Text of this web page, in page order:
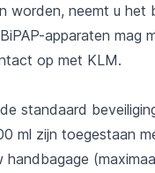
worden, neemt u het
apparaten mag
op met KLM.
standaard
ml zijn toegestaan
handbagage